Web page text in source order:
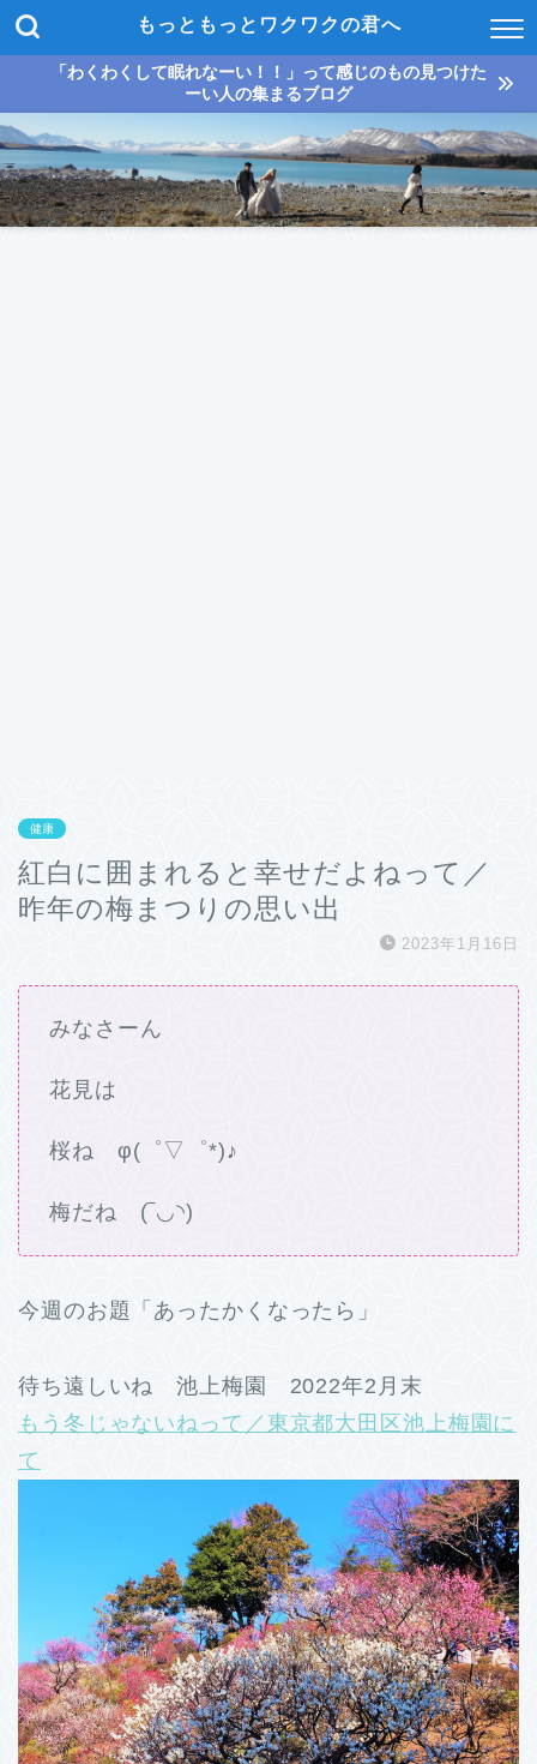
もっともっとワクワクの君へ
「わくわくして眠れなーい！！」って感じのもの見つけた
ーい人の集まるブログ
健康
紅白に囲まれると幸せだよねって／
昨年の梅まつりの思い出
2023年1月16日
みなさーん
花見は
桜ね φ(゜▽゜*)♪
梅だね (‾◡◝)
今週のお題「あったかくなったら」
待ち遠しいね 池上梅園 2022年2月末
もう冬じゃないねって／東京都大田区池上梅園に
て